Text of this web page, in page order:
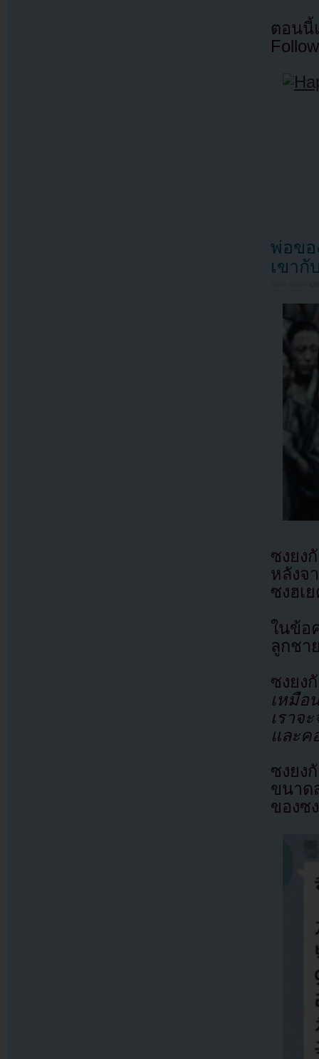
ตอนนี้
พ่อขอ
เขากั
ซงยง
หลังจ
ซงฮเ
ในข้อ
ลูกชา
ซงยง
เหมือ
เราจ
และค
ซงยง
ขนาด
ของซ